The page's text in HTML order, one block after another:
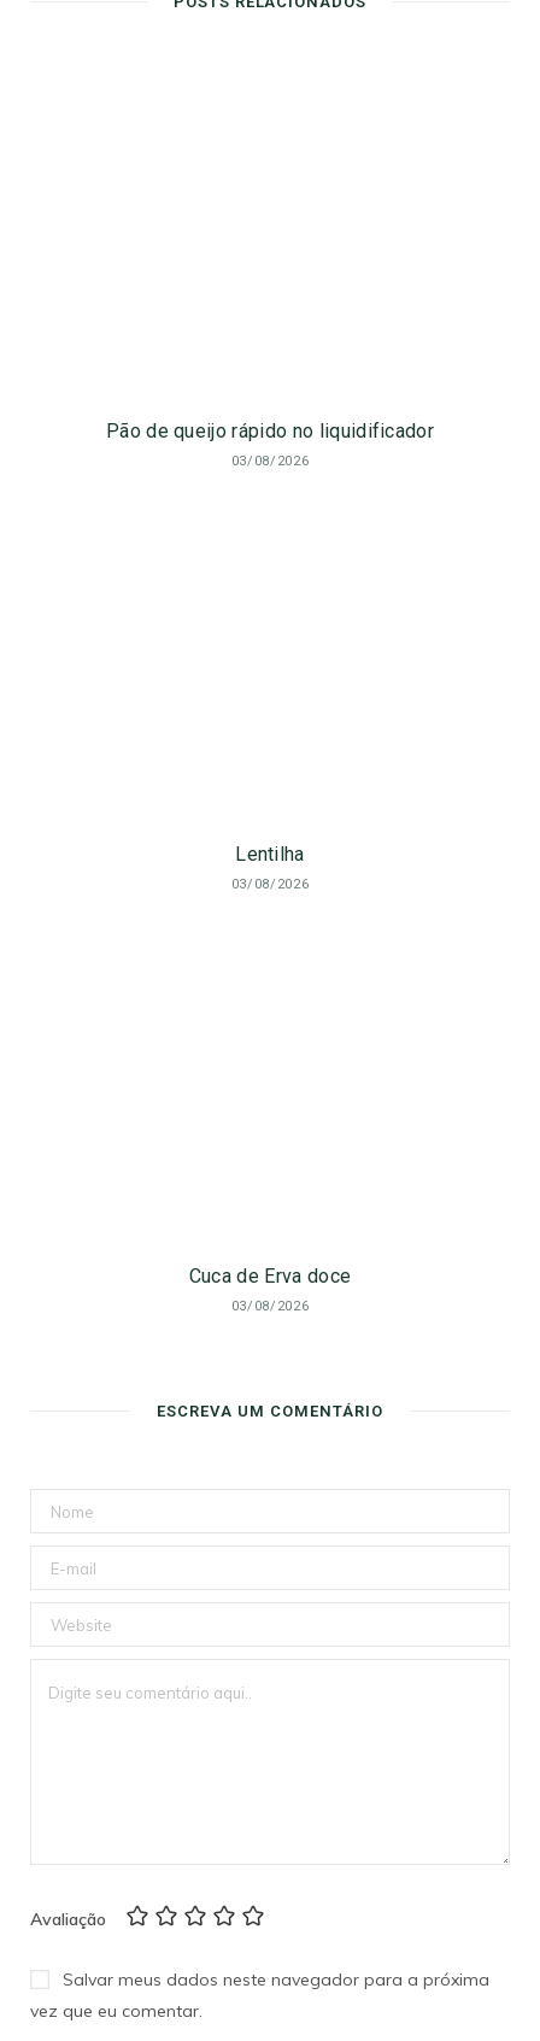
e
Pão de queijo rápido no liquidificador
03/08/2026
Lentilha
03/08/2026
Cuca de Erva doce
03/08/2026
ESCREVA UM COMENTÁRIO
Avaliação
Salvar meus dados neste navegador para a próxima
vez que eu comentar.